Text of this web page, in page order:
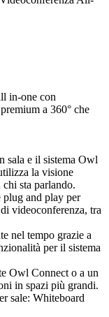
in-one con
a 360° che
sala e il sistema Owl
la visione
sta parlando.
and play per
videoconferenza, tra
nel tempo grazie a
per il sistema
Owl Connect o a un
in spazi più grandi.
sale: Whiteboard